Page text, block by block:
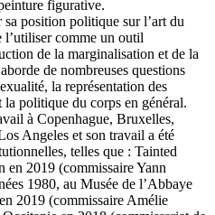
figurative.
position politique sur l’art du
l’utiliser comme un outil
de la marginalisation et de la
de nombreuses questions
la représentation des
la politique du corps en général.
à Copenhague, Bruxelles,
Angeles et son travail a été
telles que : Tainted
2019 (commissaire Yann
1980, au Musée de l’Abbaye
2019 (commissaire Amélie